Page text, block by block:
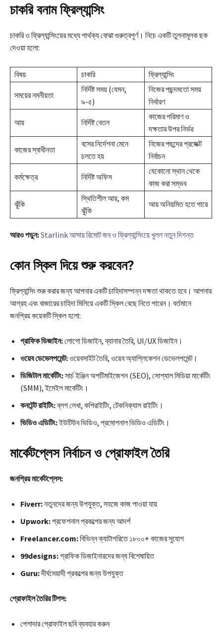
চাকরি বনাম ফ্রিল্যান্সিং
চাকরি ও ফ্রিল্যান্সিংয়ের মধ্যে পার্থক্য বোঝা গুরুত্বপূর্ণ। নিচে একটি তুলনামূলক ছক
দেওয়া হলো:
বিষয় চাকরি ফ্রিল্যান্সিং
সময়ের নমনীয়তা
নির্দিষ্ট সময় (যেমন,
৯-৫)
নিজের পছন্দমতো সময়
নির্ধারণ
আয় নির্দিষ্ট বেতন
কাজের পরিমাণ ও
দক্ষতার উপর নির্ভর
কাজের স্বাধীনতা
বসের নির্দেশনা মেনে
চলতে হয়
নিজের পছন্দের প্রজেক্ট
নির্বাচন
কর্মক্ষেত্র নির্দিষ্ট অফিস
যেকোনো স্থান থেকে
কাজ করা সম্ভব
ঝুঁকি
স্থিতিশীল আয়, কম
ঝুঁকি
আয় অনিয়মিত হতে পারে
আরও পড়ুন:Starlink আসায় রিমোট জব ও ফ্রিল্যান্সিংয়ে খুলল নতুন দিগন্ত
কোন স্কিল দিয়ে শুরু করবেন?
ফ্রিল্যান্সিং শুরু করার জন্য আপনার একটি চাহিদাসম্পন্ন দক্ষতা থাকতে হবে। আপনার
আগ্রহ এবং বাজারের চাহিদা মিলিয়ে একটি স্কিল বেছে নিতে পারেন। বর্তমানে
জনপ্রিয় কয়েকটি স্কিল হলো:
গ্রাফিক ডিজাইন:লোগো ডিজাইন, ব্যানার তৈরি, UI/UX ডিজাইন।
ওয়েব ডেভেলপমেন্ট:ওয়েবসাইট তৈরি, ওয়েব অ্যাপ্লিকেশন ডেভেলপমেন্ট।
ডিজিটাল মার্কেটিং:সার্চ ইঞ্জিন অপটিমাইজেশন (SEO), সোশ্যাল মিডিয়া মার্কেটিং
(SMM), ইমেইল মার্কেটিং।
কনটেন্ট রাইটিং:ব্লগ লেখা, কপিরাইটিং, টেকনিক্যাল রাইটিং।
ভিডিও এডিটিং:ইউটিউব ভিডিও, প্রমোশনাল ভিডিও এডিটিং।
মার্কেটপ্লেস নির্বাচন ও প্রোফাইল তৈরি
জনপ্রিয় মার্কেটপ্লেস:
Fiverr:নতুনদের জন্য উপযুক্ত, সহজে কাজ পাওয়া যায়
Upwork:প্রফেশনাল প্রকল্পের জন্য আদর্শ
Freelancer.com:বিভিন্ন ক্যাটাগরিতে ১৮০০+ কাজের সুযোগ
99designs:গ্রাফিক ডিজাইনারদের জন্য বিশেষায়িত
Guru:দীর্ঘমেয়াদী প্রকল্পের জন্য উপযুক্ত
প্রোফাইল তৈরির টিপস:
পেশাদার প্রোফাইল ছবি ব্যবহার করুন